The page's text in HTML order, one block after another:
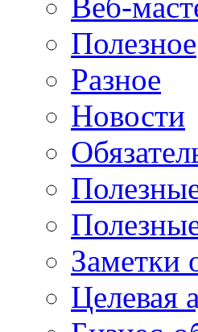
Полезное
Разное
Новости
Заметки
Целевая